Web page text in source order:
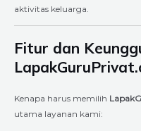
aktivitas keluarga.
Fitur dan
Kenapa harus memilih
utama layanan kami: